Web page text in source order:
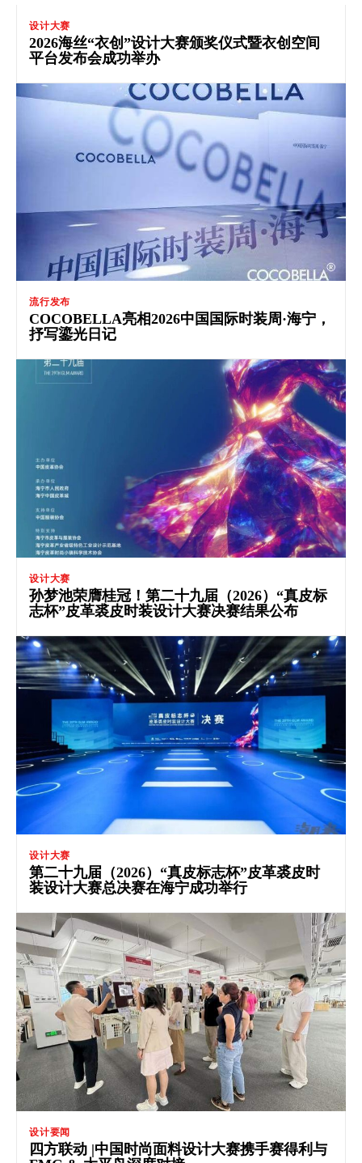
设计大赛
2026海丝“衣创”设计大赛颁奖仪式暨衣创空间
平台发布会成功举办
流行发布
COCOBELLA亮相2026中国国际时装周·海宁，
抒写鎏光日记
设计大赛
孙梦池荣膺桂冠！第二十九届（2026）“真皮标
志杯”皮革裘皮时装设计大赛决赛结果公布
设计大赛
第二十九届（2026）“真皮标志杯”皮革裘皮时
装设计大赛总决赛在海宁成功举行
设计要闻
四方联动 |中国时尚面料设计大赛携手赛得利与